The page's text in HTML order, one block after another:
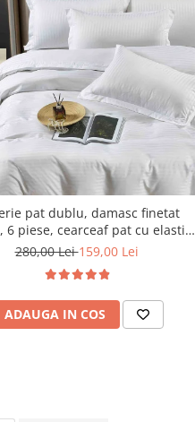
3D, 1
pat dublu, damasc finetat
6 piese, cearceaf pat cu elastic,
Alb
280,00 Lei159,00 Lei
ADAUGA IN COS